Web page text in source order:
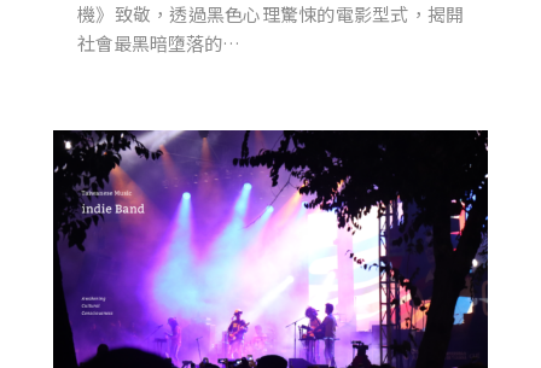
機》致敬，透過黑色心理驚悚的電影型式，揭開
社會最黑暗墮落的…